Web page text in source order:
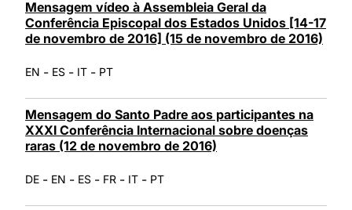
Mensagem vídeo à Assembleia Geral da
Conferência Episcopal dos Estados Unidos [14-17
de novembro de 2016] (15 de novembro de 2016)
EN - ES - IT - PT
Mensagem do Santo Padre aos participantes na
XXXI Conferência Internacional sobre doenças
raras (12 de novembro de 2016)
DE - EN - ES - FR - IT - PT